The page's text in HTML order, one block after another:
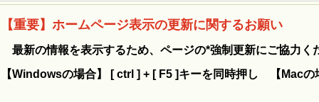
【重要】ホームページ表示の更新に関するお願い
最新の情報を表示するため、ページの*強制更新にご協力く
【Windowsの場合】 [ ctrl ] + [ F5 ]キーを同時押し 【Mac